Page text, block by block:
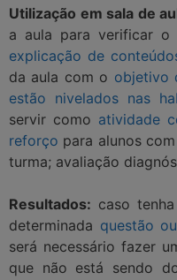
Utilização em sala de
a aula para verificar o
explicação de
da aula com o objetivo
estão nivelados nas
servir como atividade
reforço para alunos
turma; avaliação
Resultados: caso
determinada questão
será necessário fazer
que não está sendo